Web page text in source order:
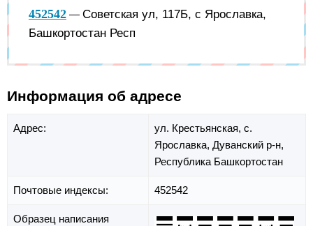
452542 — Советская ул, 117Б, с Ярославка,
Башкортостан Респ
Информация об адресе
Адрес: ул. Крестьянская, с.
Ярославка, Дуванский р-н,
Республика Башкортостан
Почтовые индексы: 452542
Образец написания